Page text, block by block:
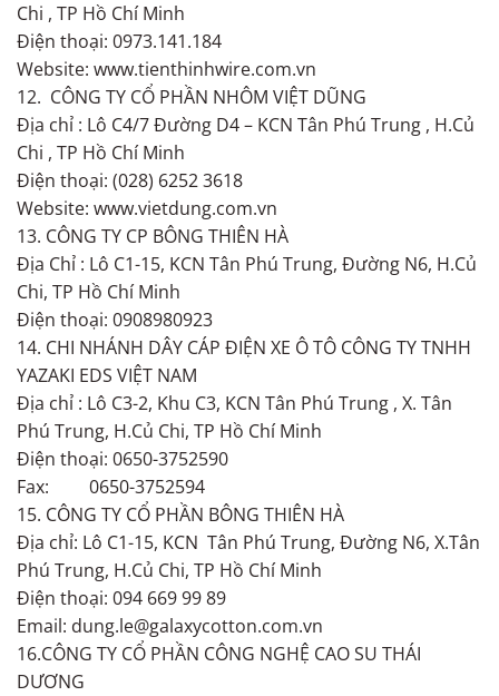
Chi , TP Hồ Chí Minh
Điện thoại: 0973.141.184
Website: www.tienthinhwire.com.vn
12. CÔNG TY CỔ PHẦN NHÔM VIỆT DŨNG
Địa chỉ : Lô C4/7 Đường D4 – KCN Tân Phú Trung , H.Củ
Chi , TP Hồ Chí Minh
Điện thoại: (028) 6252 3618
Website: www.vietdung.com.vn
13. CÔNG TY CP BÔNG THIÊN HÀ
Địa Chỉ : Lô C1-15, KCN Tân Phú Trung, Đường N6, H.Củ
Chi, TP Hồ Chí Minh
Điện thoại: 0908980923
14. CHI NHÁNH DÂY CÁP ĐIỆN XE Ô TÔ CÔNG TY TNHH
YAZAKI EDS VIỆT NAM
Địa chỉ : Lô C3-2, Khu C3, KCN Tân Phú Trung , X. Tân
Phú Trung, H.Củ Chi, TP Hồ Chí Minh
Điện thoại: 0650-3752590
Fax: 0650-3752594
15. CÔNG TY CỔ PHẦN BÔNG THIÊN HÀ
Địa chỉ: Lô C1-15, KCN Tân Phú Trung, Đường N6, X.Tân
Phú Trung, H.Củ Chi, TP Hồ Chí Minh
Điện thoại: 094 669 99 89
Email: dung.le@galaxycotton.com.vn
16.CÔNG TY CỔ PHẦN CÔNG NGHỆ CAO SU THÁI
DƯƠNG